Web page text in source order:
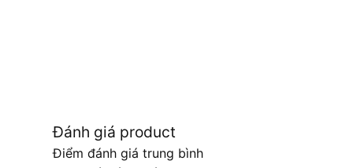
Đánh giá product
Điểm đánh giá trung bình